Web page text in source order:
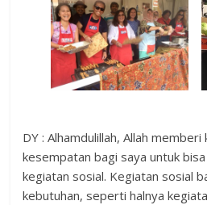
DY : Alhamdulillah, Allah memberi
kesempatan bagi saya untuk
kegiatan sosial. Kegiatan sosial
kebutuhan, seperti halnya